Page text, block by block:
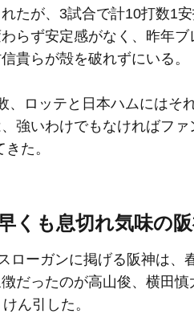
たが、3試合で計10打数1
らず安定感がなく、昨年
貴らが殻を破れずにいる。
ロッテと日本ハムにはそ
強いわけでもなければフ
た。
くも息切れ気味の
ローガンに掲げる阪神は
だったのが高山俊、横田
ん引した。